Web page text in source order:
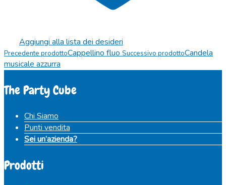
Aggiungi alla lista dei desideri
Precedente prodottoCappellino fluo Successivo prodottoCandela
musicale azzurra
The Party Cube
Chi Siamo
Punti vendita
Sei un’azienda?
Prodotti